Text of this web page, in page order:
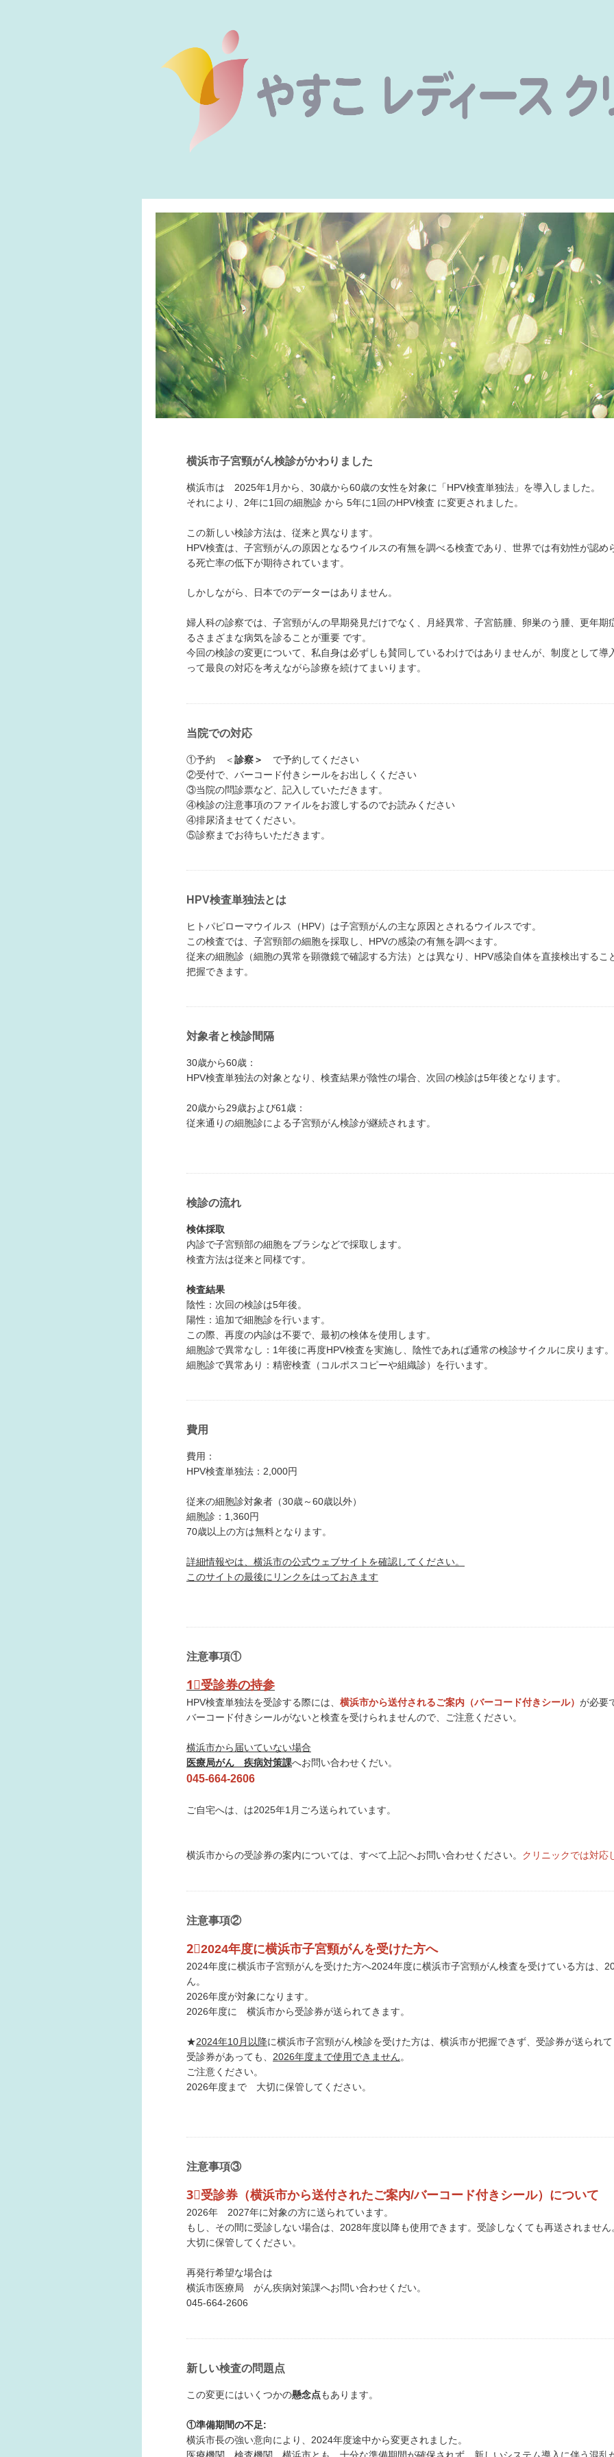
横浜市子宮頸がん検診がかわりました
横浜市は 2025年1月から、30歳から60歳の女性を対象に「HPV検査単独法」を導入しました。
それにより、2年に1回の細胞診 から 5年に1回のHPV検査 に変更されました。
この新しい検診方法は、従来と異なります。
HPV検査は、子宮頸がんの原因となるウイルスの有無を調べる検査であり、世界では有効性が認め
る死亡率の低下が期待されています。
しかしながら、日本でのデーターはありません。
婦人科の診察では、子宮頸がんの早期発見だけでなく、月経異常、子宮筋腫、卵巣のう腫、更年期
るさまざまな病気を診ることが重要 です。
今回の検診の変更について、私自身は必ずしも賛同しているわけではありませんが、制度として導
って最良の対応を考えながら診療を続けてまいります。
当院での対応
①予約 ＜診察＞ で予約してください
②受付で、バーコード付きシールをお出しくください
③当院の問診票など、記入していただきます。
④検診の注意事項のファイルをお渡しするのでお読みください
④排尿済ませてください。
⑤診察までお待ちいただきます。
HPV検査単独法とは
ヒトパピローマウイルス（HPV）は子宮頸がんの主な原因とされるウイルスです。
この検査では、子宮頸部の細胞を採取し、HPVの感染の有無を調べます。
従来の細胞診（細胞の異常を顕微鏡で確認する方法）とは異なり、HPV感染自体を直接検出するこ
把握できます。
対象者と検診間隔
30歳から60歳：
HPV検査単独法の対象となり、検査結果が陰性の場合、次回の検診は5年後となります。
20歳から29歳および61歳：
従来通りの細胞診による子宮頸がん検診が継続されます。
検診の流れ
検体採取
内診で子宮頸部の細胞をブラシなどで採取します。
検査方法は従来と同様です。
検査結果
陰性：次回の検診は5年後。
陽性：追加で細胞診を行います。
この際、再度の内診は不要で、最初の検体を使用します。
細胞診で異常なし：1年後に再度HPV検査を実施し、陰性であれば通常の検診サイクルに戻ります。
細胞診で異常あり：精密検査（コルポスコピーや組織診）を行います。
費用
費用：
HPV検査単独法：2,000円
従来の細胞診対象者（30歳～60歳以外）
細胞診：1,360円
70歳以上の方は無料となります。
詳細情報やは、横浜市の公式ウェブサイトを確認してください。
このサイトの最後にリンクをはっておきます
注意事項①
1⃣受診券の持参
HPV検査単独法を受診する際には、 横浜市から送付されるご案内（バーコード付きシール） が必要
バーコード付きシールがないと検査を受けられませんので、ご注意ください。
横浜市から届いていない場合
医療局がん 疾病対策課へお問い合わせくだい。
045-664-2606
ご自宅へは、は2025年1月ごろ送られています。
横浜市からの受診券の案内については、すべて上記へお問い合わせください。 クリニックでは対応
注意事項②
2⃣2024年度に横浜市子宮頸がんを受けた方へ
2024年度に横浜市子宮頸がんを受けた方へ2024年度に横浜市子宮頸がん検査を受けている方は、
ん。
2026年度が対象になります。
2026年度に 横浜市から受診券が送られてきます。
★2024年10月以降に横浜市子宮頸がん検診を受けた方は、横浜市が把握できず、受診券が送られ
受診券があっても、 2026年度まで使用できません。
ご注意ください。
2026年度まで 大切に保管してください。
注意事項③
3⃣受診券（横浜市から送付されたご案内/バーコード付きシール）について
2026年 2027年に対象の方に送られています。
もし、その間に受診しない場合は、2028年度以降も使用できます。受診しなくても再送されません
大切に保管してください。
再発行希望な場合は
横浜市医療局 がん疾病対策課へお問い合わせくだい。
045-664-2606
新しい検査の問題点
この変更にはいくつかの懸念点もあります。
①準備期間の不足:
横浜市長の強い意向により、2024年度途中から変更されました。